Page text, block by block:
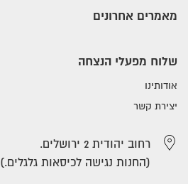
מאמרים אחרונים
שלוח מפעלי הנצחה
אודותינו
יצירת קשר
רחוב יהודית 2 ירושלים.
(החנות נגישה לכיסאות גלגלים.)